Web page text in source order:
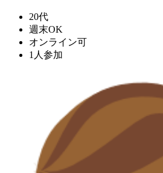
20代
週末OK
オンライン可
1人参加